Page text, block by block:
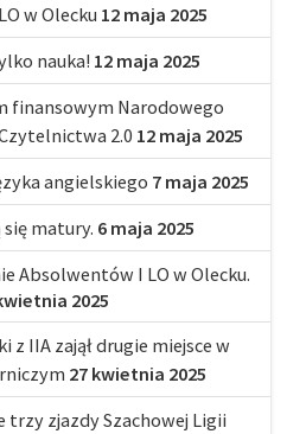
w Olecku 12 maja 2025
nauka! 12 maja 2025
finansowym Narodowego
2.0 12 maja 2025
angielskiego 7 maja 2025
matury. 6 maja 2025
Absolwentów I LO w Olecku.
2025
z IIA zajął drugie miejsce w
27 kwietnia 2025
trzy zjazdy Szachowej Ligii